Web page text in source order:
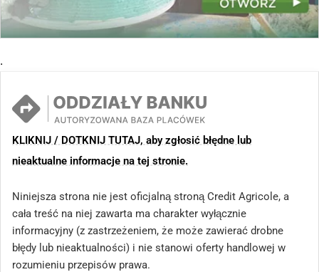
.
KLIKNIJ / DOTKNIJ TUTAJ, aby zgłosić błędne lub
nieaktualne informacje na tej stronie.
Niniejsza strona nie jest oficjalną stroną Credit Agricole, a
cała treść na niej zawarta ma charakter wyłącznie
informacyjny (z zastrzeżeniem, że może zawierać drobne
błędy lub nieaktualności) i nie stanowi oferty handlowej w
rozumieniu przepisów prawa.